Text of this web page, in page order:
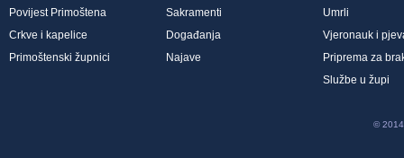
Povijest Primoštena
Crkve i kapelice
Primoštenski župnici
Sakramenti
Događanja
Najave
Umrli
Vjeronauk i
Priprema za
Službe u župi
© 2014